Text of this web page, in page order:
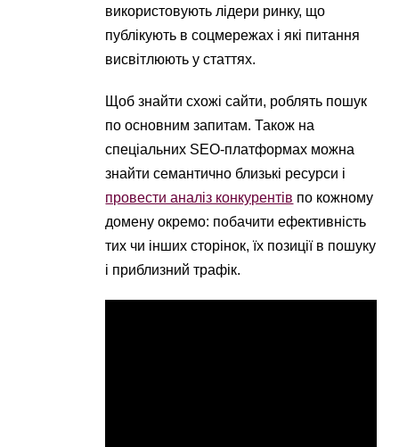
використовують лідери ринку, що
публікують в соцмережах і які питання
висвітлюють у статтях.
Щоб знайти схожі сайти, роблять пошук
по основним запитам. Також на
спеціальних SEO-платформах можна
знайти семантично близькі ресурси і
провести аналіз конкурентів по кожному
домену окремо: побачити ефективність
тих чи інших сторінок, їх позиції в пошуку
і приблизний трафік.